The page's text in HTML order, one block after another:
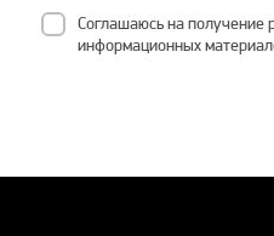
Соглашаюсь на получение
информационных